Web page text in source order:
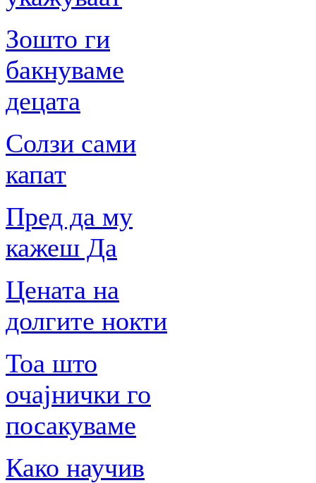
Зошто ги
бакнуваме
децата
Солзи сами
капат
Пред да му
кажеш Да
Цената на
долгите нокти
Тоа што
очајнички го
посакуваме
Како научив